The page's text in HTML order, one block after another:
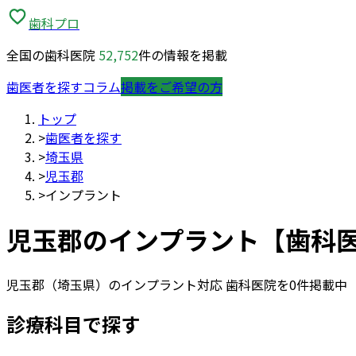
歯科プロ
全国の歯科医院 52,752件の情報を掲載
歯医者を探すコラム掲載をご希望の方
トップ
>歯医者を探す
>埼玉県
>児玉郡
>インプラント
児玉郡のインプラント 【歯科
児玉郡 （埼玉県）のインプラント対応 歯科医院を0件掲載中
診療科目で探す